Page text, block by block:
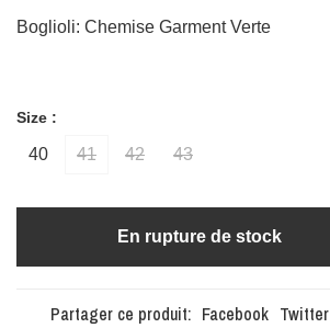
Boglioli: Chemise Garment Verte
Size :
40 41 42 43
En rupture de stock
Partager ce produit: Facebook Twitter